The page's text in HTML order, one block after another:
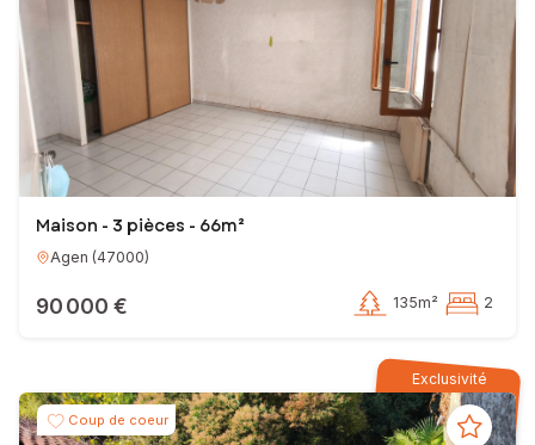
Maison - 3 pièces - 66m²
Agen (47000)
90 000 € 135m² 2
Exclusivité
Coup de coeur